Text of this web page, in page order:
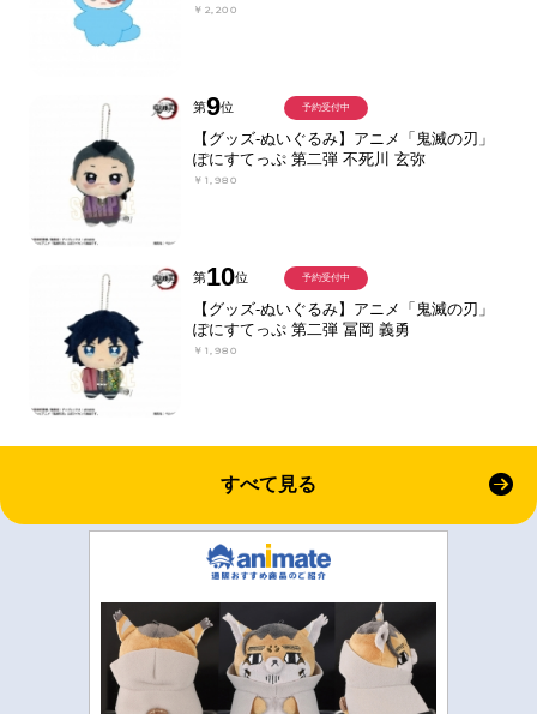
￥2,200
第9位
【グッズ-ぬいぐるみ】アニメ「鬼滅の刃」
ぽにすてっぷ 第二弾 不死川 玄弥
￥1,980
予約受付中
第10位
【グッズ-ぬいぐるみ】アニメ「鬼滅の刃」
ぽにすてっぷ 第二弾 冨岡 義勇
￥1,980
予約受付中
すべて見る